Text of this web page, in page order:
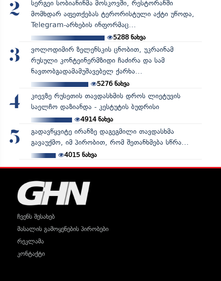
2
სერგეი სობიანინმა მოსკოვში, რესტორანში
მომხდარ აფეთქებას ტერორისტული აქტი უწოდა,
Telegram-არხების ინფორმაც...
5288ნახვა
3
ვოლოდიმირ ზელენსკის ცნობით, უკრაინამ
რუსული კონტეინერმზიდი ჩაძირა და სამ
ნავთობგადამამუშავებელ ქარხა...
5276ნახვა
4
კიევზე რუსეთის თავდასხმის დროს ლიეტუვის
საელჩო დაზიანდა - კესტუტის ბუდრისი
4914ნახვა
5
გადავწყვიტე ირანზე დაგეგმილი თავდასხმა
გავაუქმო, იმ პირობით, რომ შეთანხმება სწრა...
4015ნახვა
ჩვენს შესახებ
მასალის გამოყენების პირობები
რეკლამა
კონტაქტი